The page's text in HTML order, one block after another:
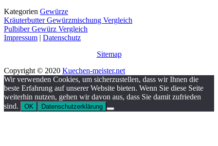
Kategorien Gewürze
Kräuterbutter Gewürzmischung Vergleich
Pulbiber Gewürz Vergleich
Impressum | Datenschutz
Sitemap
Copyright © 2020 Kuechen-meister.net
Wir verwenden Cookies, um sicherzustellen, dass wir Ihnen die
beste Erfahrung auf unserer Website bieten. Wenn Sie diese Seite
weiterhin nutzen, gehen wir davon aus, dass Sie damit zufrieden
sind.
OK Datenschutzerklärung